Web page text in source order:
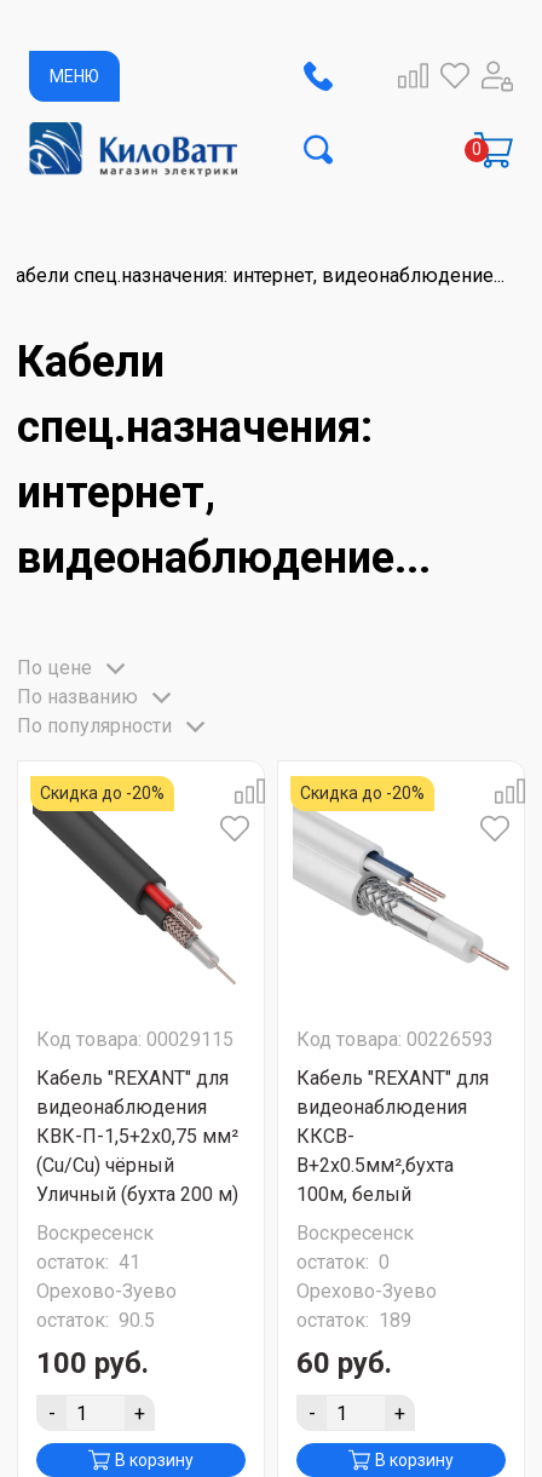
МЕНЮ
Кабели спец.назначения: интернет, видеонаблюдение...
Кабели
спец.назначения:
интернет,
видеонаблюдение...
По цене
По названию
По популярности
Скидка до -20%
Код товара: 00029115
Кабель "REXANT" для
видеонаблюдения
КВК-П-1,5+2x0,75 мм²
(Cu/Cu) чёрный
Уличный (бухта 200 м)
Воскресенск
остаток: 41
Орехово-Зуево
остаток: 90.5
100 руб.
- +
В корзину
Скидка до -20%
Код товара: 00226593
Кабель "REXANT" для
видеонаблюдения
ККСВ-
В+2х0.5мм²,бухта
100м, белый
Воскресенск
остаток: 0
Орехово-Зуево
остаток: 189
60 руб.
- +
В корзину